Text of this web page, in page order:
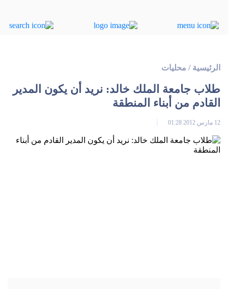
الرئيسية / محليات
طلاب جامعة الملك خالد: نريد أن يكون المدير
القادم من أبناء المنطقة
12 مارس 2012 01:28